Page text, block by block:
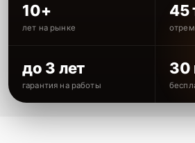
10+
лет на рынке
45
до 3 лет
гарантия на работы
30